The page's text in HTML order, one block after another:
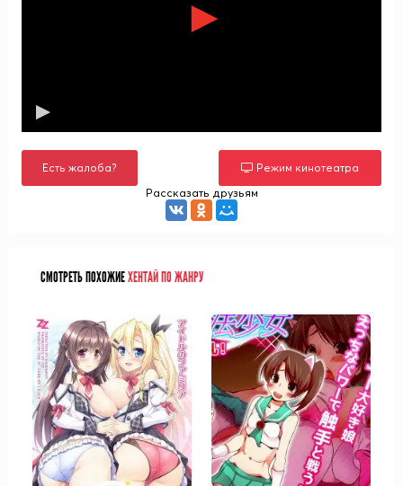
Есть жалоба?
Режим кинотеатра
Рассказать друзьям
СМОТРЕТЬ ПОХОЖИЕХЕНТАЙ ПО ЖАНРУ